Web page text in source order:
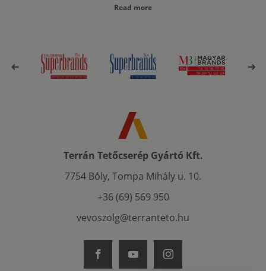
Read more
Terrán Tetőcserép Gyártó Kft.
7754 Bóly, Tompa Mihály u. 10.
+36 (69) 569 950
vevoszolg@terranteto.hu